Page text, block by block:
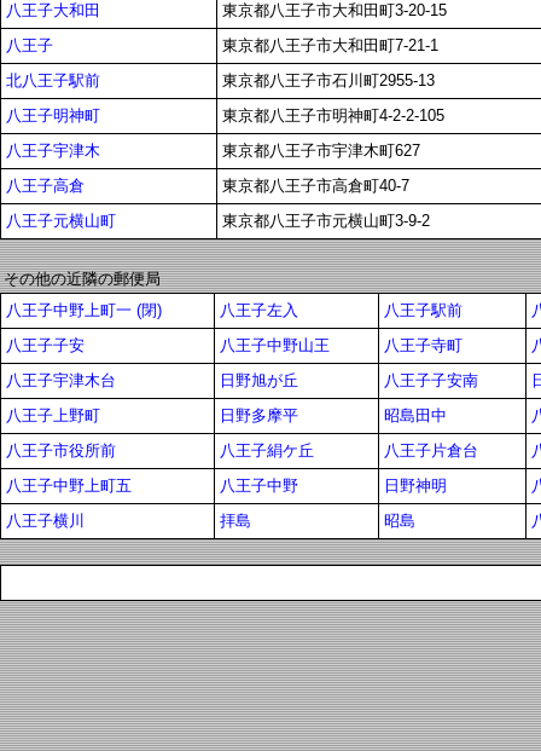
八王子大和田
東京都八王子市大和田町3-20-15
八王子
東京都八王子市大和田町7-21-1
北八王子駅前
東京都八王子市石川町2955-13
八王子明神町
東京都八王子市明神町4-2-2-105
八王子宇津木
東京都八王子市宇津木町627
八王子高倉
東京都八王子市高倉町40-7
八王子元横山町
東京都八王子市元横山町3-9-2
その他の近隣の郵便局
八王子中野上町一 (閉)
八王子左入 八王子駅前
八王子子安
八王子中野山王 八王子寺町
八王子宇津木台
日野旭が丘 八王子子安南
八王子上野町
日野多摩平 昭島田中
八王子市役所前
八王子絹ケ丘 八王子片倉台
八王子中野上町五
八王子中野 日野神明
八王子横川
拝島 昭島